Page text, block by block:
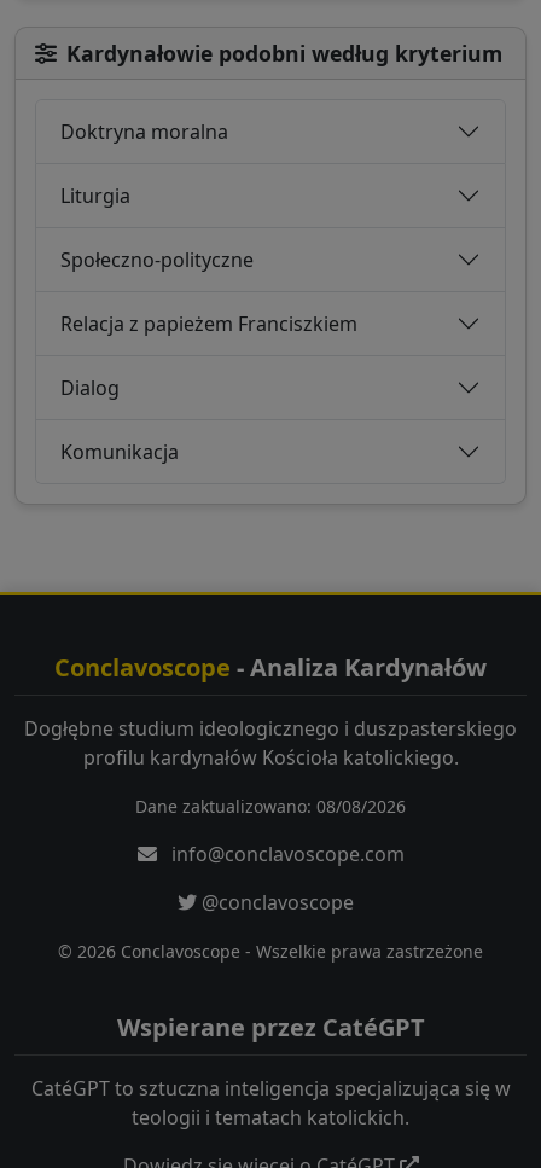
Kardynałowie podobni według kryterium
Doktryna moralna
Liturgia
Społeczno-polityczne
Relacja z papieżem Franciszkiem
Dialog
Komunikacja
Conclavoscope - Analiza Kardynałów
Dogłębne studium ideologicznego i duszpasterskiego
profilu kardynałów Kościoła katolickiego.
Dane zaktualizowano: 08/08/2026
info@conclavoscope.com
@conclavoscope
© 2026 Conclavoscope - Wszelkie prawa zastrzeżone
Wspierane przez CatéGPT
CatéGPT to sztuczna inteligencja specjalizująca się w
teologii i tematach katolickich.